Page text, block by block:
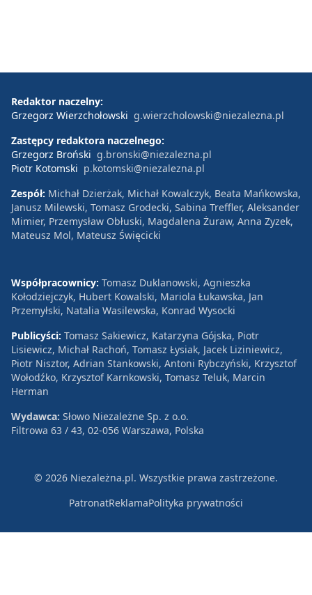
Redaktor naczelny:
Grzegorz Wierzchołowski g.wierzcholowski@niezalezna.pl
Zastępcy redaktora naczelnego:
Grzegorz Broński g.bronski@niezalezna.pl
Piotr Kotomski p.kotomski@niezalezna.pl
Zespół: Michał Dzierżak, Michał Kowalczyk, Beata Mańkowska,
Janusz Milewski, Tomasz Grodecki, Sabina Treffler, Aleksander
Mimier, Przemysław Obłuski, Magdalena Żuraw, Anna Zyzek,
Mateusz Mol, Mateusz Święcicki
Współpracownicy: Tomasz Duklanowski, Agnieszka
Kołodziejczyk, Hubert Kowalski, Mariola Łukawska, Jan
Przemyłski, Natalia Wasilewska, Konrad Wysocki
Publicyści: Tomasz Sakiewicz, Katarzyna Gójska, Piotr
Lisiewicz, Michał Rachoń, Tomasz Łysiak, Jacek Liziniewicz,
Piotr Nisztor, Adrian Stankowski, Antoni Rybczyński, Krzysztof
Wołodźko, Krzysztof Karnkowski, Tomasz Teluk, Marcin
Herman
Wydawca: Słowo Niezależne Sp. z o.o.
Filtrowa 63 / 43, 02-056 Warszawa, Polska
© 2026 Niezależna.pl. Wszystkie prawa zastrzeżone.
PatronatReklamaPolityka prywatności